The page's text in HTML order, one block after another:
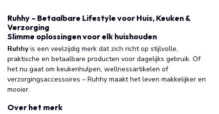
Ruhhy – Betaalbare Lifestyle voor Huis, Keuken &
Verzorging
Slimme oplossingen voor elk huishouden
Ruhhyis een veelzijdig merk dat zich richt op stijlvolle,
praktische en betaalbare producten voor dagelijks gebruik. Of
het nu gaat om keukenhulpen, wellnessartikelen of
verzorgingsaccessoires – Ruhhy maakt het leven makkelijker en
mooier.
Over het merk